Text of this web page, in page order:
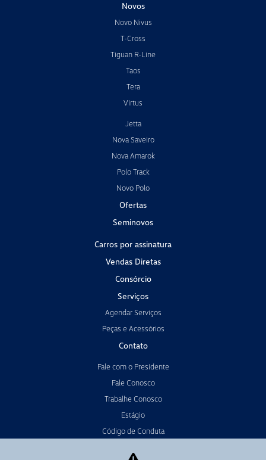
Novos
Novo Nivus
T-Cross
Tiguan R-Line
Taos
Tera
Virtus
Jetta
Nova Saveiro
Nova Amarok
Polo Track
Novo Polo
Ofertas
Seminovos
Carros por assinatura
Vendas Diretas
Consórcio
Serviços
Agendar Serviços
Peças e Acessórios
Contato
Fale com o Presidente
Fale Conosco
Trabalhe Conosco
Estágio
Código de Conduta